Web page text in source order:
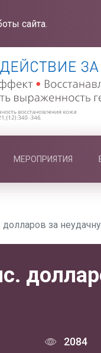
сайта.
МЕРОПРИЯТИЯ
за
2084